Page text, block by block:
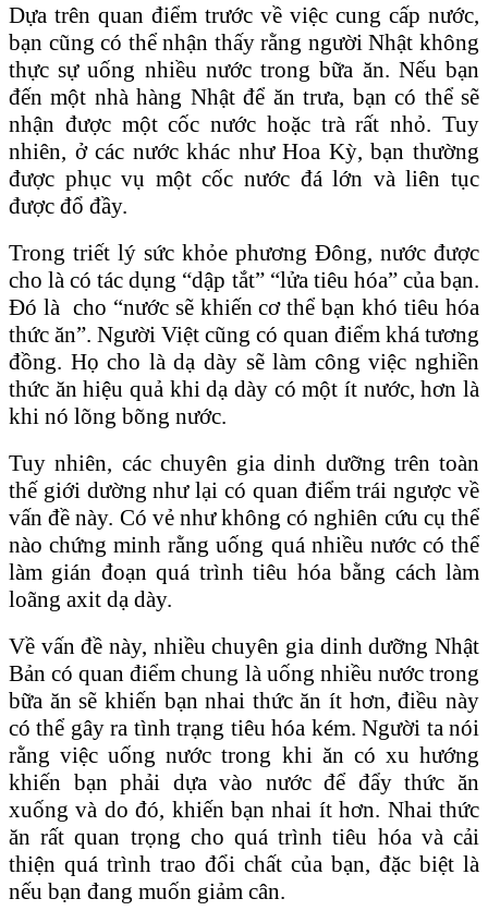
Dựa trên quan điểm trước về việc cung cấp nước,
bạn cũng có thể nhận thấy rằng người Nhật không
thực sự uống nhiều nước trong bữa ăn. Nếu bạn
đến một nhà hàng Nhật để ăn trưa, bạn có thể sẽ
nhận được một cốc nước hoặc trà rất nhỏ. Tuy
nhiên, ở các nước khác như Hoa Kỳ, bạn thường
được phục vụ một cốc nước đá lớn và liên tục
được đổ đầy.
Trong triết lý sức khỏe phương Đông, nước được
cho là có tác dụng “dập tắt” “lửa tiêu hóa” của bạn.
Đó là cho “nước sẽ khiến cơ thể bạn khó tiêu hóa
thức ăn”. Người Việt cũng có quan điểm khá tương
đồng. Họ cho là dạ dày sẽ làm công việc nghiền
thức ăn hiệu quả khi dạ dày có một ít nước, hơn là
khi nó lõng bõng nước.
Tuy nhiên, các chuyên gia dinh dưỡng trên toàn
thế giới dường như lại có quan điểm trái ngược về
vấn đề này. Có vẻ như không có nghiên cứu cụ thể
nào chứng minh rằng uống quá nhiều nước có thể
làm gián đoạn quá trình tiêu hóa bằng cách làm
loãng axit dạ dày.
Về vấn đề này, nhiều chuyên gia dinh dưỡng Nhật
Bản có quan điểm chung là uống nhiều nước trong
bữa ăn sẽ khiến bạn nhai thức ăn ít hơn, điều này
có thể gây ra tình trạng tiêu hóa kém. Người ta nói
rằng việc uống nước trong khi ăn có xu hướng
khiến bạn phải dựa vào nước để đẩy thức ăn
xuống và do đó, khiến bạn nhai ít hơn. Nhai thức
ăn rất quan trọng cho quá trình tiêu hóa và cải
thiện quá trình trao đổi chất của bạn, đặc biệt là
nếu bạn đang muốn giảm cân.